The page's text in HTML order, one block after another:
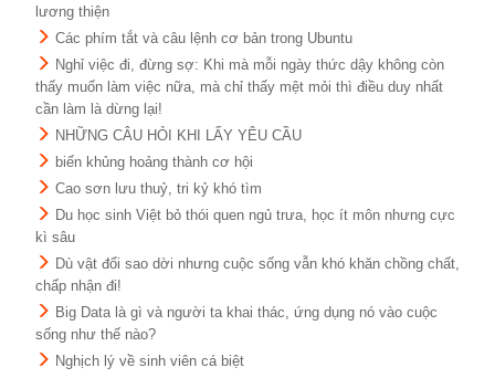
lương thiện
Các phím tắt và câu lệnh cơ bản trong Ubuntu
Nghỉ việc đi, đừng sợ: Khi mà mỗi ngày thức dậy không còn
thấy muốn làm việc nữa, mà chỉ thấy mệt mỏi thì điều duy nhất
cần làm là dừng lại!
NHỮNG CÂU HỎI KHI LẤY YÊU CẦU
biến khủng hoảng thành cơ hội
Cao sơn lưu thuỷ, tri kỷ khó tìm
Du học sinh Việt bỏ thói quen ngủ trưa, học ít môn nhưng cực
kì sâu
Dù vật đổi sao dời nhưng cuộc sống vẫn khó khăn chồng chất,
chấp nhận đi!
Big Data là gì và người ta khai thác, ứng dụng nó vào cuộc
sống như thế nào?
Nghịch lý về sinh viên cá biệt